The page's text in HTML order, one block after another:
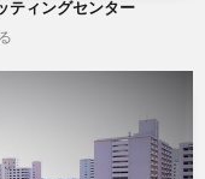
ティングセンター